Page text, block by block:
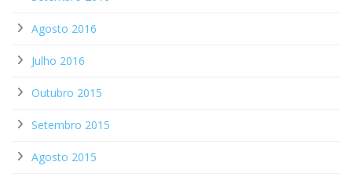
Agosto 2016
Julho 2016
Outubro 2015
Setembro 2015
Agosto 2015